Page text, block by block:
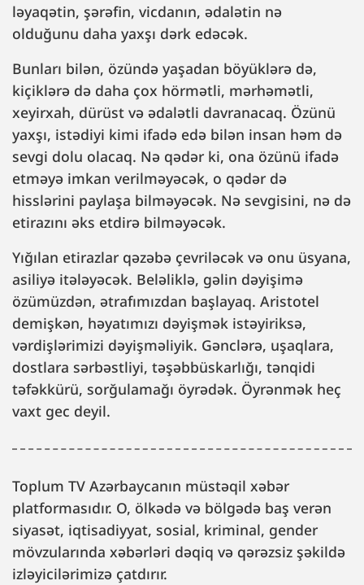
ləyaqətin, şərəfin, vicdanın, ədalətin nə
olduğunu daha yaxşı dərk edəcək.
Bunları bilən, özündə yaşadan böyüklərə də,
kiçiklərə də daha çox hörmətli, mərhəmətli,
xeyirxah, dürüst və ədalətli davranacaq. Özünü
yaxşı, istədiyi kimi ifadə edə bilən insan həm də
sevgi dolu olacaq. Nə qədər ki, ona özünü ifadə
etməyə imkan verilməyəcək, o qədər də
hisslərini paylaşa bilməyəcək. Nə sevgisini, nə də
etirazını əks etdirə bilməyəcək.
Yığılan etirazlar qəzəbə çevriləcək və onu üsyana,
asiliyə itələyəcək. Beləliklə, gəlin dəyişimə
özümüzdən, ətrafımızdan başlayaq. Aristotel
demişkən, həyatımızı dəyişmək istəyiriksə,
vərdişlərimizi dəyişməliyik. Gənclərə, uşaqlara,
dostlara sərbəstliyi, təşəbbüskarlığı, tənqidi
təfəkkürü, sorğulamağı öyrədək. Öyrənmək heç
vaxt gec deyil.
Toplum TV Azərbaycanın müstəqil xəbər
platformasıdır. O, ölkədə və bölgədə baş verən
siyasət, iqtisadiyyat, sosial, kriminal, gender
mövzularında xəbərləri dəqiq və qərəzsiz şəkildə
izləyicilərimizə çatdırır.